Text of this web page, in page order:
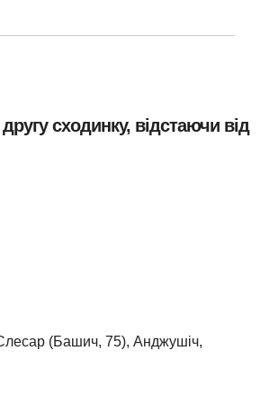
сходинку, відстаючи від
(Башич, 75), Анджушіч,